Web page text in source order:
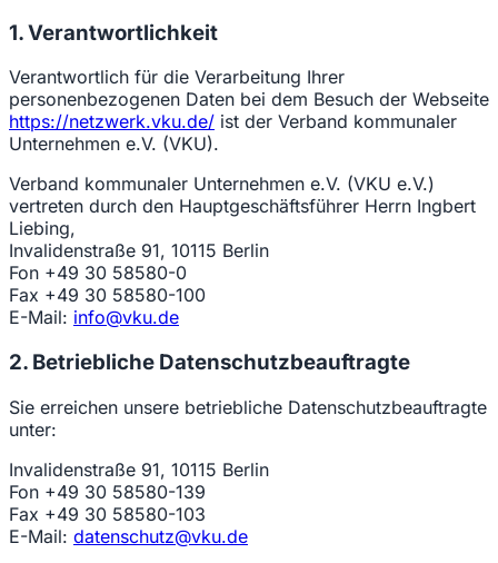
1. Verantwortlichkeit
Verantwortlich für die Verarbeitung Ihrer
personenbezogenen Daten bei dem Besuch der Webseite
https://netzwerk.vku.de/ ist der Verband kommunaler
Unternehmen e.V. (VKU).
Verband kommunaler Unternehmen e.V. (VKU e.V.)
vertreten durch den Hauptgeschäftsführer Herrn Ingbert
Liebing,
Invalidenstraße 91, 10115 Berlin
Fon +49 30 58580-0
Fax +49 30 58580-100
E-Mail: info@vku.de
2. Betriebliche Datenschutzbeauftragte
Sie erreichen unsere betriebliche Datenschutzbeauftragte
unter:
Invalidenstraße 91, 10115 Berlin
Fon +49 30 58580-139
Fax +49 30 58580-103
E-Mail: datenschutz@vku.de